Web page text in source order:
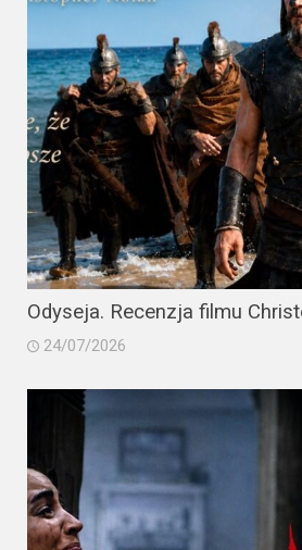
Odyseja. Recenzja filmu
24/07/2026